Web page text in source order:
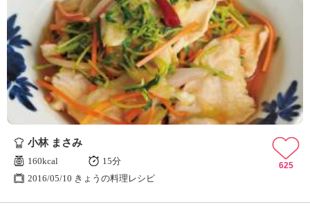
小林 まさみ
160kcal
15分
2016/05/10 きょうの料理レシピ
625